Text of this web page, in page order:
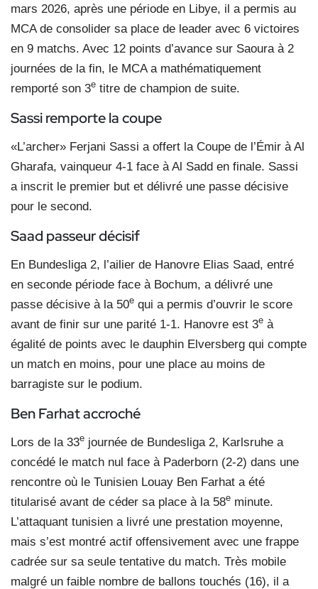
mars 2026, après une période en Libye, il a permis au
MCA de consolider sa place de leader avec 6 victoires
en 9 matchs. Avec 12 points d’avance sur Saoura à 2
journées de la fin, le MCA a mathématiquement
remporté son 3e titre de champion de suite.
Sassi remporte la coupe
«L’archer» Ferjani Sassi a offert la Coupe de l’Émir à Al
Gharafa, vainqueur 4-1 face à Al Sadd en finale. Sassi
a inscrit le premier but et délivré une passe décisive
pour le second.
Saad passeur décisif
En Bundesliga 2, l’ailier de Hanovre Elias Saad, entré
en seconde période face à Bochum, a délivré une
passe décisive à la 50e qui a permis d’ouvrir le score
avant de finir sur une parité 1-1. Hanovre est 3e à
égalité de points avec le dauphin Elversberg qui compte
un match en moins, pour une place au moins de
barragiste sur le podium.
Ben Farhat accroché
Lors de la 33e journée de Bundesliga 2, Karlsruhe a
concédé le match nul face à Paderborn (2-2) dans une
rencontre où le Tunisien Louay Ben Farhat a été
titularisé avant de céder sa place à la 58e minute.
L’attaquant tunisien a livré une prestation moyenne,
mais s’est montré actif offensivement avec une frappe
cadrée sur sa seule tentative du match. Très mobile
malgré un faible nombre de ballons touchés (16), il a